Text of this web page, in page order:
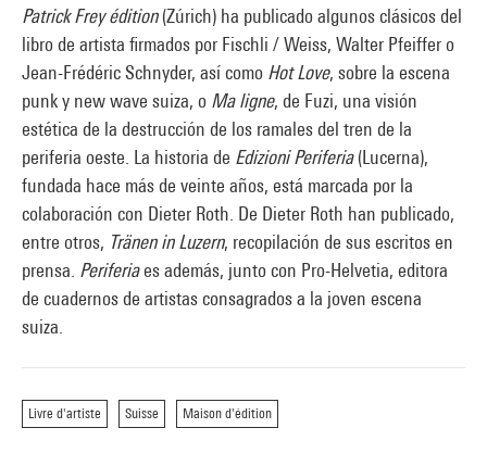
Patrick Frey édition(Zúrich) ha publicado algunos clásicos del
libro de artista firmados por Fischli / Weiss, Walter Pfeiffer o
Jean-Frédéric Schnyder, así como Hot Love, sobre la escena
punk y new wave suiza, o Ma ligne, de Fuzi, una visión
estética de la destrucción de los ramales del tren de la
periferia oeste. La historia de Edizioni Periferia(Lucerna),
fundada hace más de veinte años, está marcada por la
colaboración con Dieter Roth. De Dieter Roth han publicado,
entre otros, Tränen in Luzern, recopilación de sus escritos en
prensa. Periferiaes además, junto con Pro-Helvetia, editora
de cuadernos de artistas consagrados a la joven escena
suiza.
Livre d'artiste Suisse Maison d'édition